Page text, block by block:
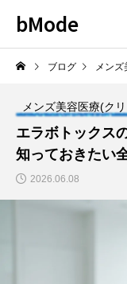
bMode
ブログ メン
メンズ美容医療(ク
エラボトックス
知っておきたい
2026.06.08